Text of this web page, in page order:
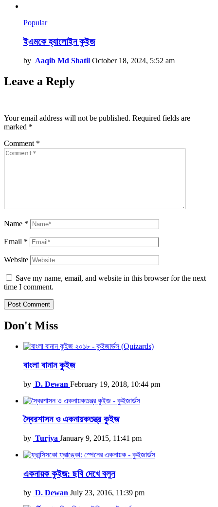
Popular
ইএমকে হ্যালোইন কুইজ
by Aaqib Md Shatil October 18, 2024, 5:52 am
Leave a Reply
Your email address will not be published. Required fields are
marked *
Comment *
Name *
Email *
Website
Save my name, email, and website in this browser for the next
time I comment.
Don't Miss
বাংলা বানান কুইজ
by D. Dewan February 19, 2018, 10:44 pm
স্বৈরশাসন ও একনায়কতন্ত্র কুইজ
by Turjya January 9, 2015, 11:41 pm
একনায়ক কুইজ: ছবি দেখে বলুন
by D. Dewan July 23, 2016, 11:39 pm